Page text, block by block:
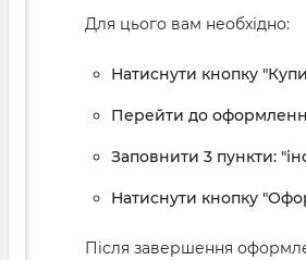
Для цього вам необхідно:
Натиснути кнопку
Перейти до
Заповнити 3 пункти:
Натиснути кнопку
Після завершення